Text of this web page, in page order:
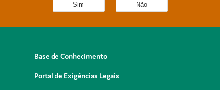
Sim Não
Base de Conhecimento
Portal de Exigências Legais